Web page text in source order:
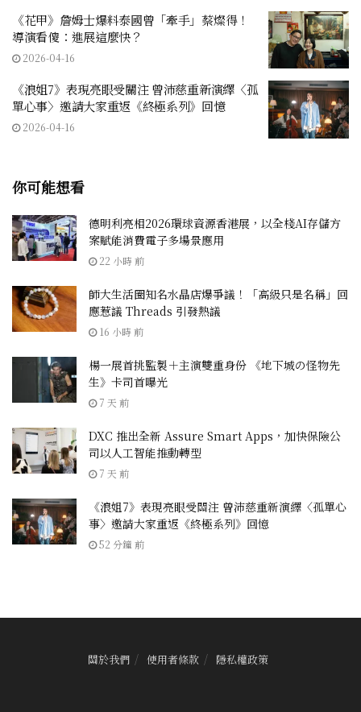
《花甲》詹姆士爆料泰國曾「牽手」蔡燦得！
導演看傻：進展這麼快？
2026-04-16
《浪姐7》表現亮眼受關注 曾沛慈重新演繹〈孤
單心事〉邀請大家重返《終極系列》回憶
2026-04-16
你可能想看
德明利亮相2026環球資源香港展，以全棧AI存儲方
案賦能消費電子多場景應用
22 小時 前
師大生活圈知名水晶店爆爭議！「高級只是名稱」回
應惹議 Threads 引發熱議
16 小時 前
楊一展首挑監製＋主演雙重身份 《地下城の怪物先
生》卡司首曝光
7 天 前
DXC 推出全新 Assure Smart Apps，加快保險公
司以人工智能推動轉型
7 天 前
《浪姐7》表現亮眼受關注 曾沛慈重新演繹〈孤單心
事〉邀請大家重返《終極系列》回憶
52 分鐘 前
關於我們 使用者條款 隱私權政策